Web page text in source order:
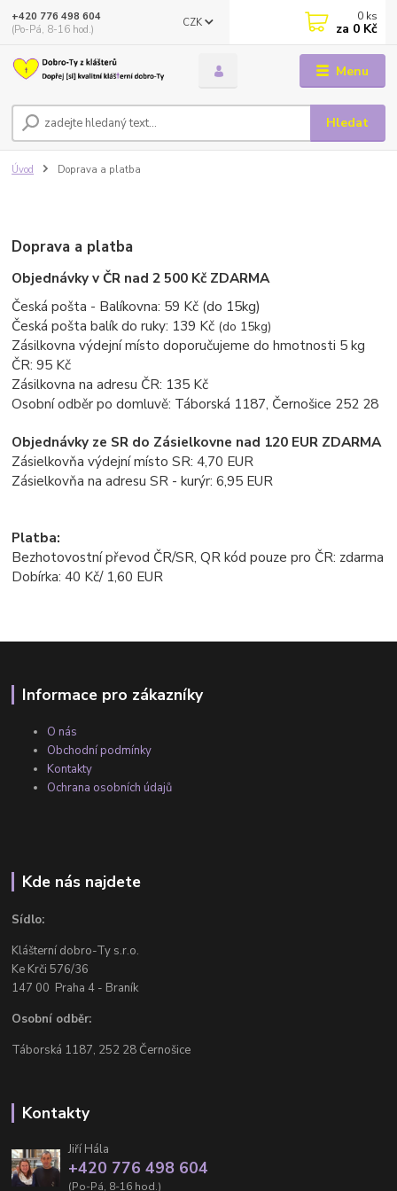
Menu
CZK
Hledat
+420 776 498 604
(Po-Pá, 8-16 hod.)
0 ks
za 0 Kč
Úvod Doprava a platba
Doprava a platba
Objednávky v ČR nad 2 500 Kč ZDARMA
Česká pošta - Balíkovna: 59 Kč (do 15kg)
Česká pošta balík do ruky: 139 Kč (do 15kg)
Zásilkovna výdejní místo doporučujeme do hmotnosti 5 kg
ČR: 95 Kč
Zásilkovna na adresu ČR: 135 Kč
Osobní odběr po domluvě: Táborská 1187, Černošice 252 28
Objednávky ze SR do Zásielkovne nad 120 EUR ZDARMA
Zásielkovňa výdejní místo SR: 4,70 EUR
Zásielkovňa na adresu SR - kurýr: 6,95 EUR
Platba:
Bezhotovostní převod ČR/SR, QR kód pouze pro ČR: zdarma
Dobírka: 40 Kč/ 1,60 EUR
Informace pro zákazníky
O nás
Obchodní podmínky
Kontakty
Ochrana osobních údajů
Kde nás najdete
Sídlo:
Klášterní dobro-Ty s.r.o.
Ke Krči 576/36
147 00 Praha 4 - Braník
Osobní odběr:
Táborská 1187, 252 28 Černošice
Kontakty
Jiří Hála
+420 776 498 604
(Po-Pá, 8-16 hod.)